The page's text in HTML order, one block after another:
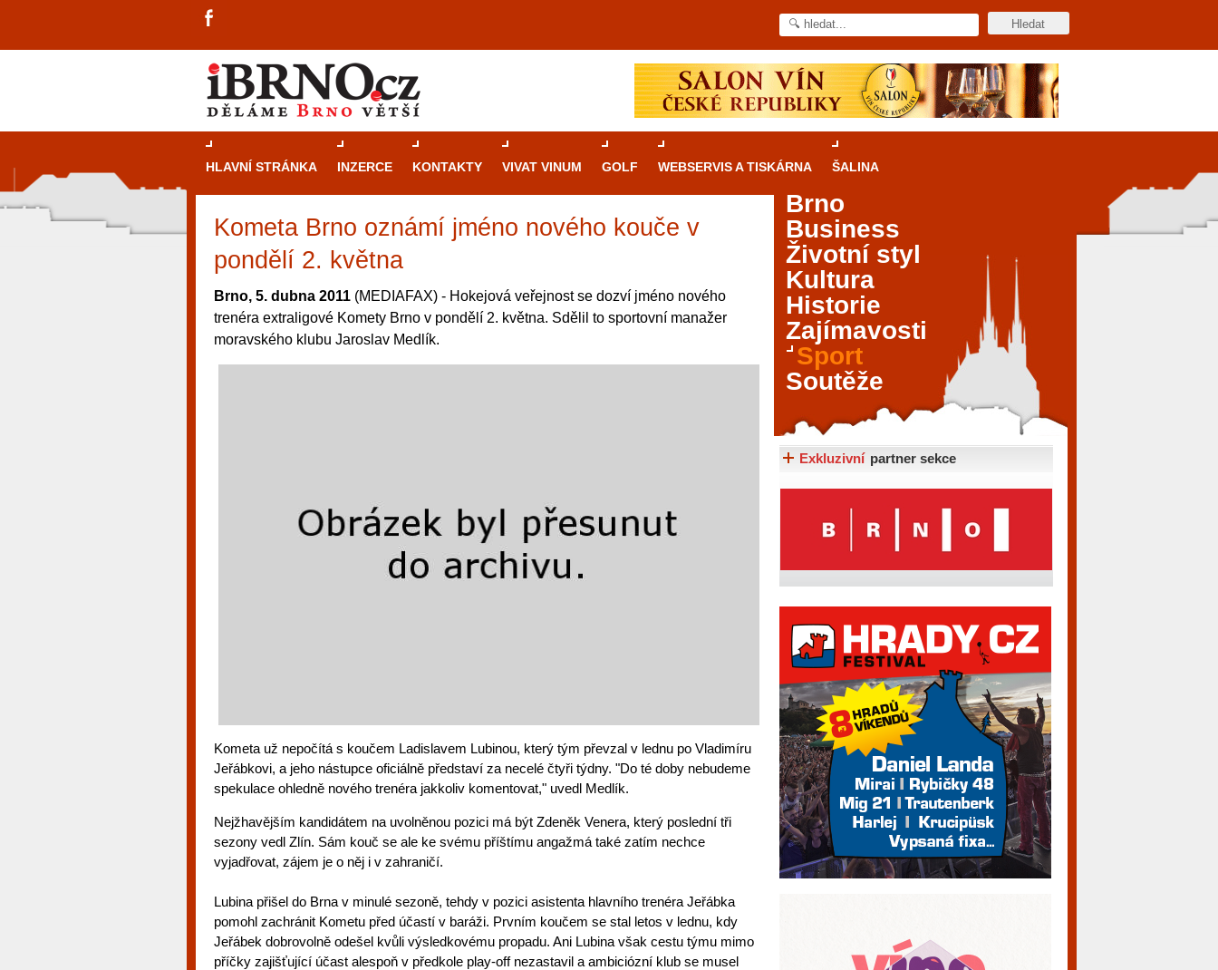
HLAVNÍ STRÁNKA INZERCE KONTAKTY VIVAT VINUM GOLF WEBSERVIS A TISKÁRNA ŠALINA
Kometa Brno oznámí jméno nového kouče v
pondělí 2. května
Brno, 5. dubna 2011 (MEDIAFAX) - Hokejová veřejnost se dozví jméno nového
trenéra extraligové Komety Brno v pondělí 2. května. Sdělil to sportovní manažer
moravského klubu Jaroslav Medlík.
Kometa už nepočítá s koučem Ladislavem Lubinou, který tým převzal v lednu po Vladimíru
Jeřábkovi, a jeho nástupce oficiálně představí za necelé čtyři týdny. "Do té doby nebudeme
spekulace ohledně nového trenéra jakkoliv komentovat," uvedl Medlík.
Nejžhavějším kandidátem na uvolněnou pozici má být Zdeněk Venera, který poslední tři
sezony vedl Zlín. Sám kouč se ale ke svému příštímu angažmá také zatím nechce
vyjadřovat, zájem je o něj i v zahraničí.
Lubina přišel do Brna v minulé sezoně, tehdy v pozici asistenta hlavního trenéra Jeřábka
pomohl zachránit Kometu před účastí v baráži. Prvním koučem se stal letos v lednu, kdy
Jeřábek dobrovolně odešel kvůli výsledkovému propadu. Ani Lubina však cestu týmu mimo
příčky zajišťující účast alespoň v předkole play-off nezastavil a ambiciózní klub se musel
Průvodce
kasinovými hrami v Brně: Od
Brno je městem známým pro zajímavé památky, skvělé
restaurace, divadla a univerzity. Mimo jiné je ale také
místem, kde si můžete legálně a bezpečně vyzkoušet
metropoli naleznete širokou nabídku her od klasické
Brno
Business
Životní styl
Kultura
Historie
Zajímavosti
Sport
Soutěže
Exkluzivní partner sekce